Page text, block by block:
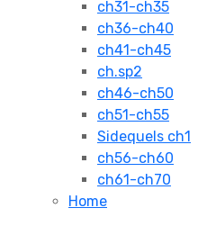
ch31-ch35
ch36-ch40
ch41-ch45
ch.sp2
ch46-ch50
ch51-ch55
Sidequels ch1
ch56-ch60
ch61-ch70
Home